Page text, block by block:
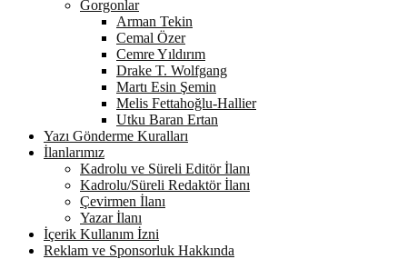
Gorgonlar
Arman Tekin
Cemal Özer
Cemre Yıldırım
Drake T. Wolfgang
Martı Esin Şemin
Melis Fettahoğlu-Hallier
Utku Baran Ertan
Yazı Gönderme Kuralları
İlanlarımız
Kadrolu ve Süreli Editör İlanı
Kadrolu/Süreli Redaktör İlanı
Çevirmen İlanı
Yazar İlanı
İçerik Kullanım İzni
Reklam ve Sponsorluk Hakkında